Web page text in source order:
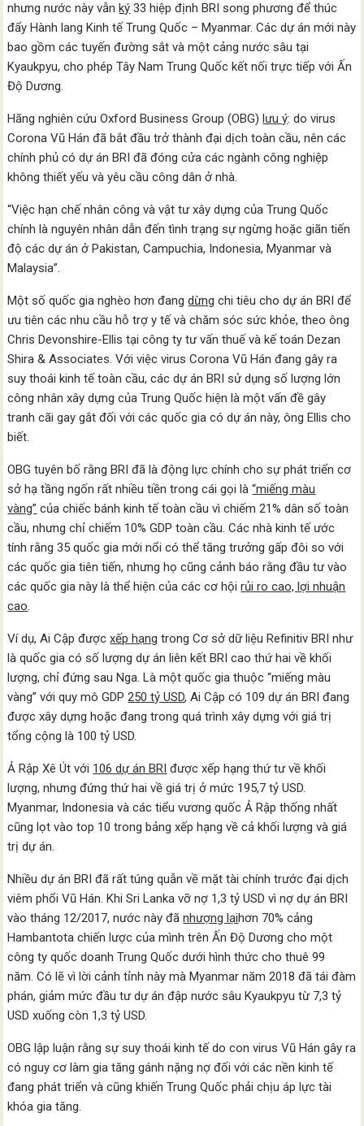
nhưng nước này vẫnký 33 hiệp định BRI song phương để thúc
đẩy Hành lang Kinh tế Trung Quốc – Myanmar. Các dự án mới này
bao gồm các tuyến đường sắt và một cảng nước sâu tại
Kyaukpyu, cho phép Tây Nam Trung Quốc kết nối trực tiếp với Ấn
Độ Dương.
Hãng nghiên cứu Oxford Business Group (OBG)lưu ý: do virus
Corona Vũ Hán đã bắt đầu trở thành đại dịch toàn cầu, nên các
chính phủ có dự án BRI đã đóng cửa các ngành công nghiệp
không thiết yếu và yêu cầu công dân ở nhà.
“Việc hạn chế nhân công và vật tư xây dựng của Trung Quốc
chính là nguyên nhân dẫn đến tình trạng sự ngừng hoặc giãn tiến
độ các dự án ở Pakistan, Campuchia, Indonesia, Myanmar và
Malaysia”.
Một số quốc gia nghèo hơn đangdừng chi tiêu cho dự án BRI để
ưu tiên các nhu cầu hỗ trợ y tế và chăm sóc sức khỏe, theo ông
Chris Devonshire-Ellis tại công ty tư vấn thuế và kế toán Dezan
Shira & Associates. Với việc virus Corona Vũ Hán đang gây ra
suy thoái kinh tế toàn cầu, các dự án BRI sử dụng số lượng lớn
công nhân xây dựng của Trung Quốc hiện là một vấn đề gây
tranh cãi gay gắt đối với các quốc gia có dự án này, ông Ellis cho
biết.
OBG tuyên bố rằng BRI đã là động lực chính cho sự phát triển cơ
sở hạ tầng ngốn rất nhiều tiền trong cái gọi là“miếng màu
vàng” của chiếc bánh kinh tế toàn cầu vì chiếm 21% dân số toàn
cầu, nhưng chỉ chiếm 10% GDP toàn cầu. Các nhà kinh tế ước
tính rằng 35 quốc gia mới nổi có thể tăng trưởng gấp đôi so với
các quốc gia tiên tiến, nhưng họ cũng cảnh báo rằng đầu tư vào
các quốc gia này là thể hiện của các cơ hộirủi ro cao, lợi nhuận
cao.
Ví dụ, Ai Cập đượcxếp hạng trong Cơ sở dữ liệu Refinitiv BRI như
là quốc gia có số lượng dự án liên kết BRI cao thứ hai về khối
lượng, chỉ đứng sau Nga. Là một quốc gia thuộc “miếng màu
vàng” với quy mô GDP250 tỷ USD, Ai Cập có 109 dự án BRI đang
được xây dựng hoặc đang trong quá trình xây dựng với giá trị
tổng cộng là 100 tỷ USD.
Ả Rập Xê Út với 106 dự án BRI được xếp hạng thứ tư về khối
lượng, nhưng đứng thứ hai về giá trị ở mức 195,7 tỷ USD.
Myanmar, Indonesia và các tiểu vương quốc Ả Rập thống nhất
cũng lọt vào top 10 trong bảng xếp hạng về cả khối lượng và giá
trị dự án.
Nhiều dự án BRI đã rất túng quẫn về mặt tài chính trước đại dịch
viêm phổi Vũ Hán. Khi Sri Lanka vỡ nợ 1,3 tỷ USD vì nợ dự án BRI
vào tháng 12/2017, nước này đãnhượng lạihơn 70% cảng
Hambantota chiến lược của mình trên Ấn Độ Dương cho một
công ty quốc doanh Trung Quốc dưới hình thức cho thuê 99
năm. Có lẽ vì lời cảnh tỉnh này mà Myanmar năm 2018 đã tái đàm
phán, giảm mức đầu tư dự án đập nước sâu Kyaukpyu từ 7,3 tỷ
USD xuống còn 1,3 tỷ USD.
OBG lập luận rằng sự suy thoái kinh tế do con virus Vũ Hán gây ra
có nguy cơ làm gia tăng gánh nặng nợ đối với các nền kinh tế
đang phát triển và cũng khiến Trung Quốc phải chịu áp lực tài
khóa gia tăng.